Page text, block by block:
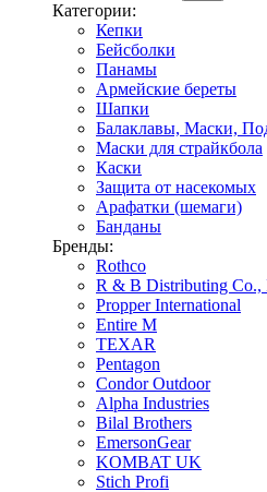
Категории:
Кепки
Бейсболки
Панамы
Армейские береты
Шапки
Балаклавы, Маски,
Маски для страйкбола
Каски
Защита от насекомых
Арафатки (шемаги)
Банданы
Бренды:
Rothco
R & B Distributing Co.,
Propper International
Entire M
TEXAR
Pentagon
Condor Outdoor
Alpha Industries
Bilal Brothers
EmersonGear
KOMBAT UK
Stich Profi